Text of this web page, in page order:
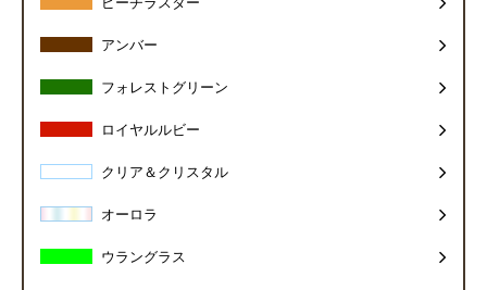
ピーチラスター
アンバー
フォレストグリーン
ロイヤルルビー
クリア＆クリスタル
オーロラ
ウラングラス